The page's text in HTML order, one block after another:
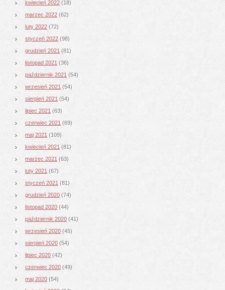
kwiecień 2022 (18)
marzec 2022 (62)
luty 2022 (72)
styczeń 2022 (98)
grudzień 2021 (81)
listopad 2021 (36)
październik 2021 (54)
wrzesień 2021 (54)
sierpień 2021 (54)
lipiec 2021 (63)
czerwiec 2021 (69)
maj 2021 (109)
kwiecień 2021 (81)
marzec 2021 (63)
luty 2021 (67)
styczeń 2021 (81)
grudzień 2020 (74)
listopad 2020 (44)
październik 2020 (41)
wrzesień 2020 (45)
sierpień 2020 (54)
lipiec 2020 (42)
czerwiec 2020 (49)
maj 2020 (54)